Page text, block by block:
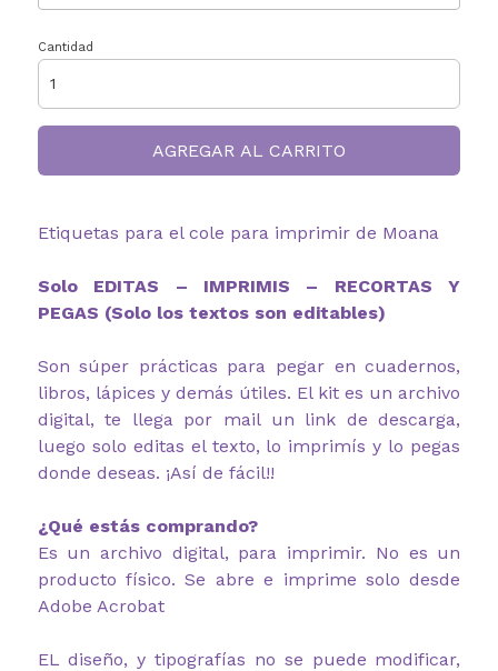
Cantidad
AGREGAR AL CARRITO
Etiquetas para el cole para imprimir de Moana
Solo EDITAS – IMPRIMIS – RECORTAS Y
PEGAS (Solo los textos son editables)
Son súper prácticas para pegar en cuadernos,
libros, lápices y demás útiles. El kit es un archivo
digital, te llega por mail un link de descarga,
luego solo editas el texto, lo imprimís y lo pegas
donde deseas. ¡Así de fácil!!
¿Qué estás comprando?
Es un archivo digital, para imprimir. No es un
producto físico. Se abre e imprime solo desde
Adobe Acrobat
EL diseño, y tipografías no se puede modificar,